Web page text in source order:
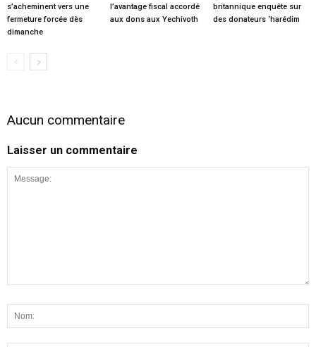
s’acheminent vers une
fermeture forcée dès
dimanche
l’avantage fiscal accordé
aux dons aux Yechivoth
britannique enquête sur
des donateurs ‘harédim
Aucun commentaire
Laisser un commentaire